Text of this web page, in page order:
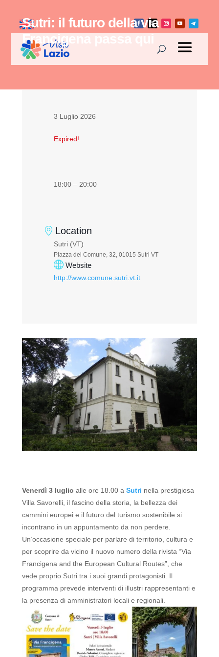
Sutri: il futuro della via
Francigena passa qui
3 Luglio 2026
Expired!
18:00 – 20:00
Location
Sutri (VT)
Piazza del Comune, 32, 01015 Sutri VT
Website
http://www.comune.sutri.vt.it
Venerdì 3 luglio alle ore 18.00 a Sutri nella prestigiosa
Villa Savorelli, il fascino della storia, la bellezza dei
cammini europei e il futuro del turismo sostenibile si
incontrano in un appuntamento da non perdere.
Un’occasione speciale per parlare di territorio, cultura e
per scoprire da vicino il nuovo numero della rivista “Via
Francigena and the European Cultural Routes”, che
vede proprio Sutri tra i suoi grandi protagonisti. Il
programma prevede interventi di illustri rappresentanti e
la presenza di amministratori locali e regionali.